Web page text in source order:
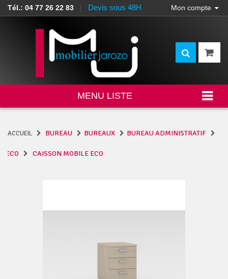
Tél.: 04 77 26 22 83 | Devis sous 48H Mon compte
MENU LISTE
ACCUEIL BUREAU BUREAUX BUREAU ADMINISTRATIF
ECO CAISSON MOBILE ECO